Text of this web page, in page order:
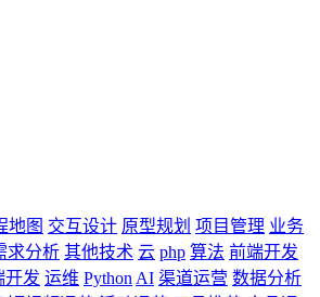
地图 交互设计 原型规划 项目管理 业务
求分析 其他技术 云 php 算法 前端开发
开发 运维 Python AI 渠道运营 数据分析